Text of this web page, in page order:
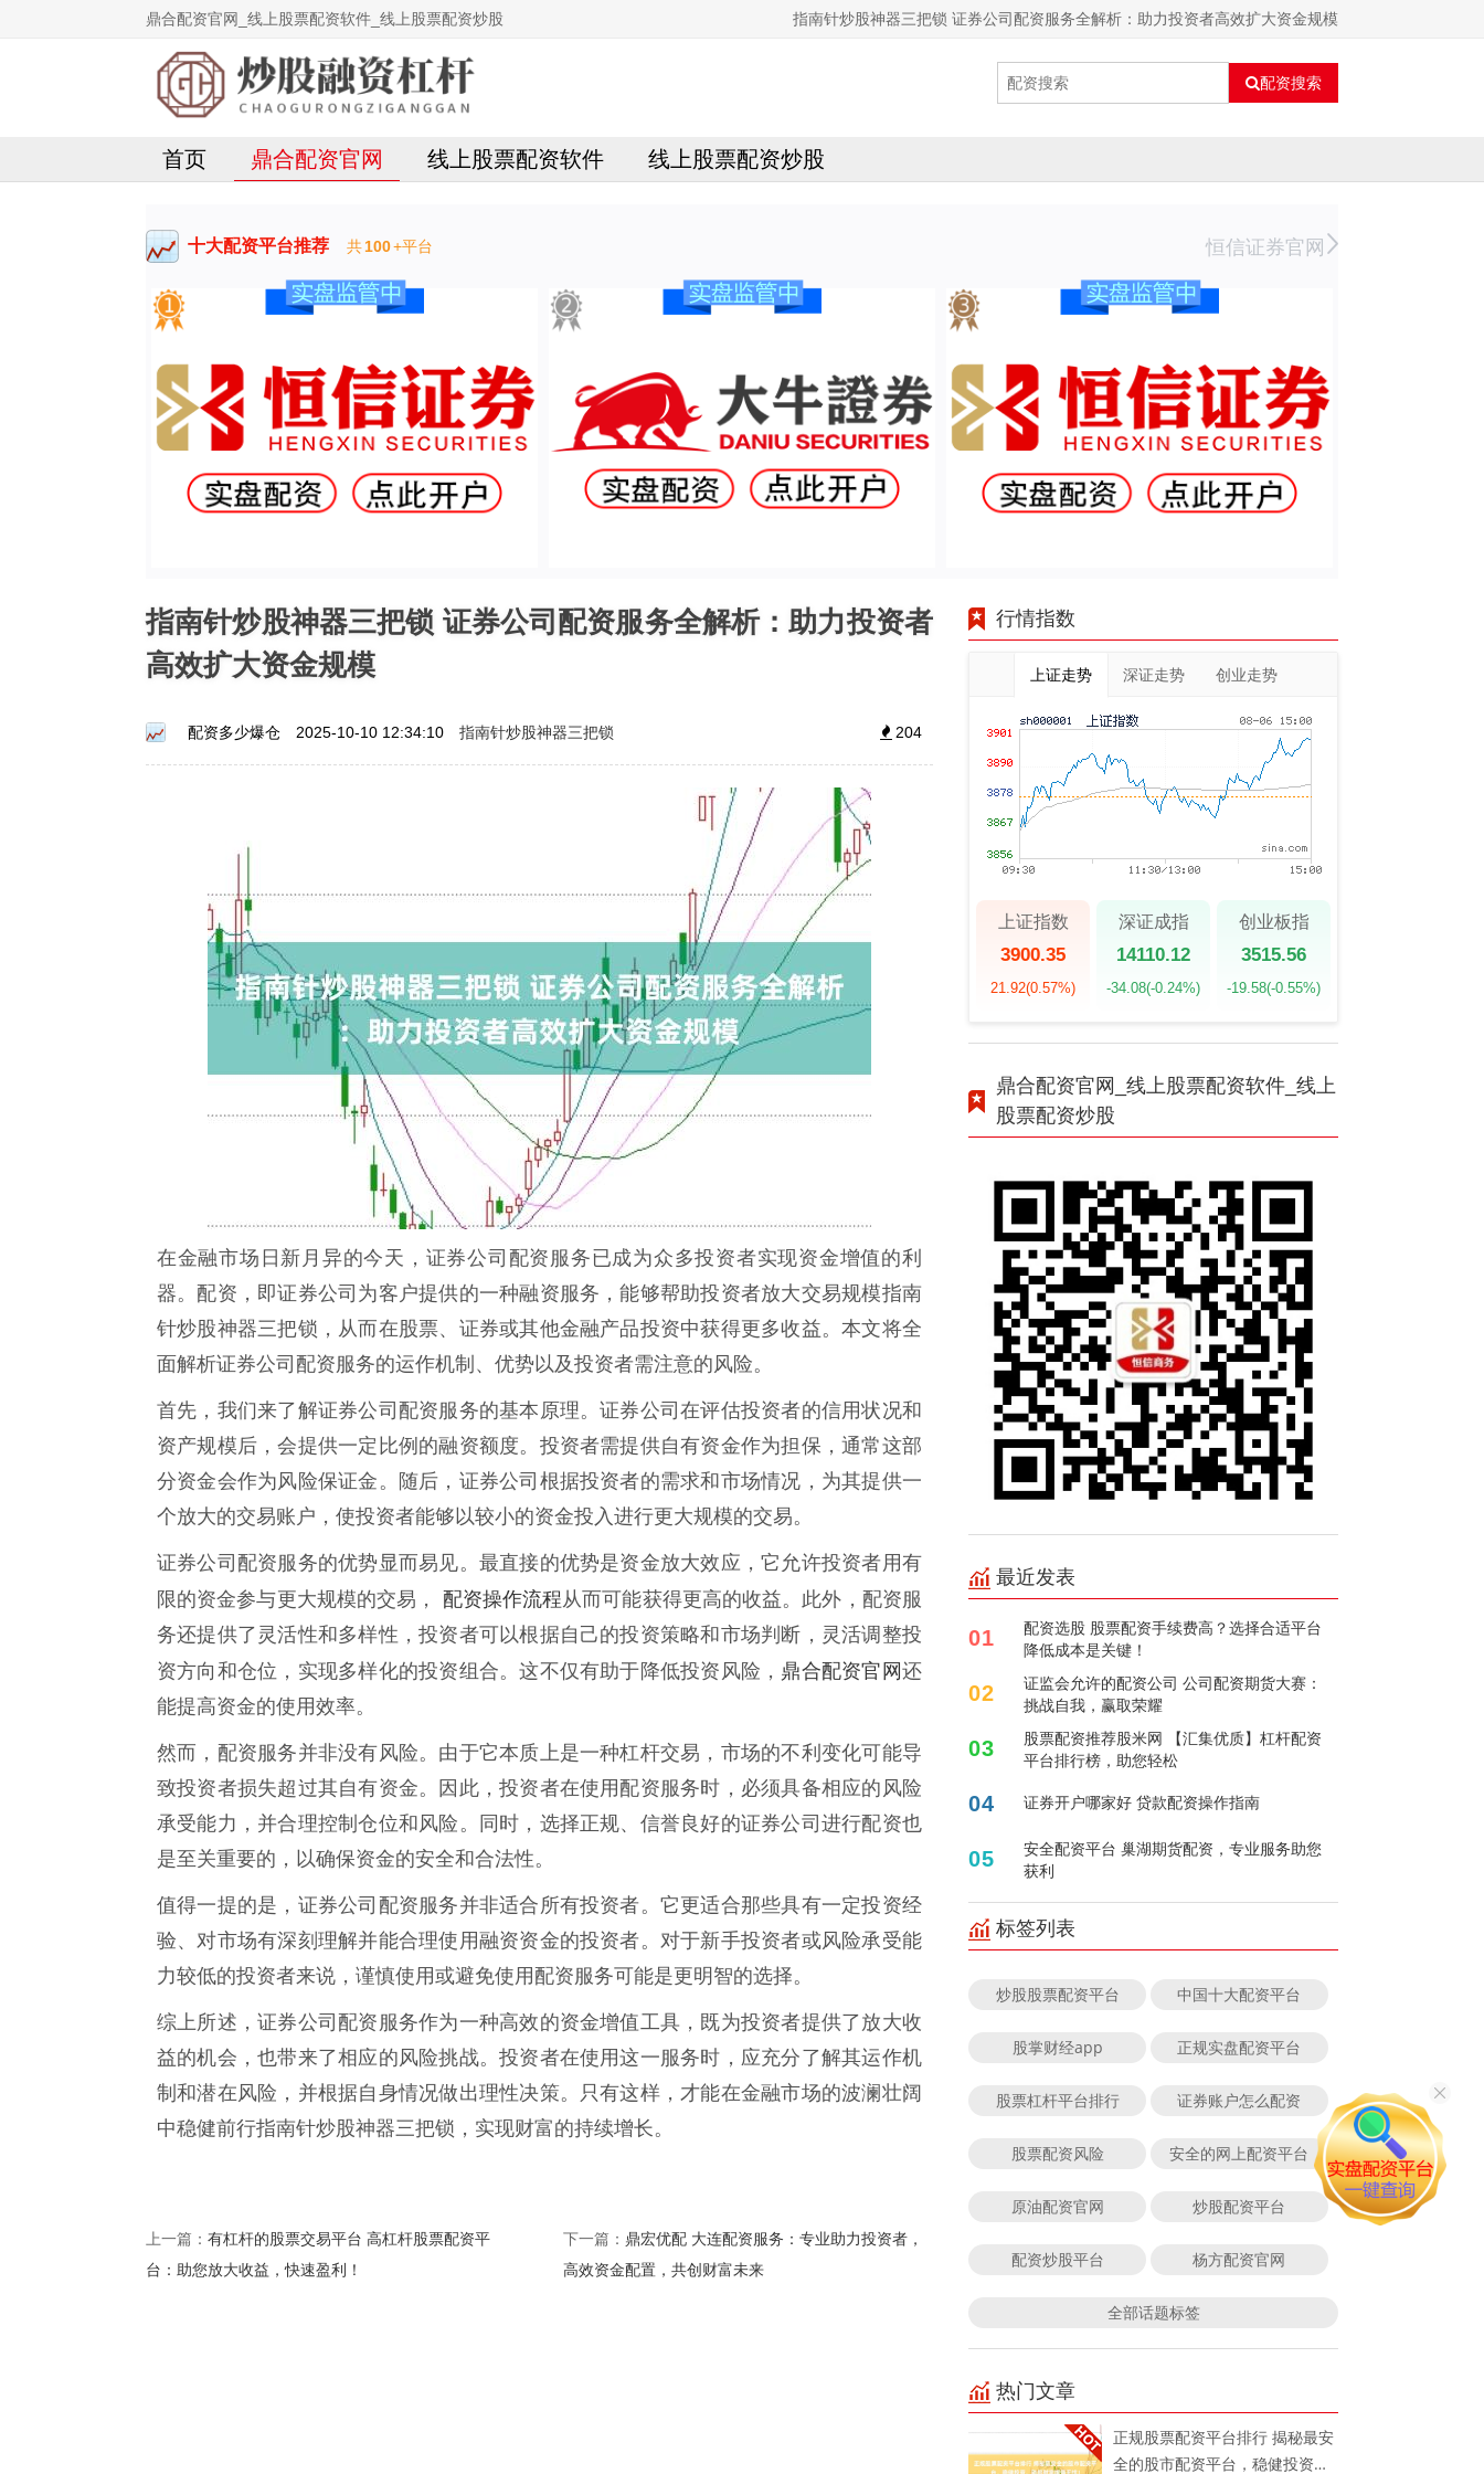
鼎合配资官网_线上股票配资软件_线上股票配资炒股 指南针炒股神器三把锁 证券公司配资服务全解析：助力投资者高效扩大资金规模
配资搜索
首页 鼎合配资官网 线上股票配资软件 线上股票配资炒股
十大配资平台推荐 共100+平台 恒信证券官网
指南针炒股神器三把锁 证券公司配资服务全解析：助力投资者
高效扩大资金规模
配资多少爆仓 2025-10-10 12:34:10 指南针炒股神器三把锁 204
在金融市场日新月异的今天，证券公司配资服务已成为众多投资者实现资金增值的利
器。配资，即证券公司为客户提供的一种融资服务，能够帮助投资者放大交易规模指南
针炒股神器三把锁，从而在股票、证券或其他金融产品投资中获得更多收益。本文将全
面解析证券公司配资服务的运作机制、优势以及投资者需注意的风险。
首先，我们来了解证券公司配资服务的基本原理。证券公司在评估投资者的信用状况和
资产规模后，会提供一定比例的融资额度。投资者需提供自有资金作为担保，通常这部
分资金会作为风险保证金。随后，证券公司根据投资者的需求和市场情况，为其提供一
个放大的交易账户，使投资者能够以较小的资金投入进行更大规模的交易。
证券公司配资服务的优势显而易见。最直接的优势是资金放大效应，它允许投资者用有
限的资金参与更大规模的交易，
配资操作流程从而可能获得更高的收益。此外，配资服
务还提供了灵活性和多样性，投资者可以根据自己的投资策略和市场判断，灵活调整投
资方向和仓位，实现多样化的投资组合。这不仅有助于降低投资风险， 鼎合配资官网还
能提高资金的使用效率。
然而，配资服务并非没有风险。由于它本质上是一种杠杆交易，市场的不利变化可能导
致投资者损失超过其自有资金。因此，投资者在使用配资服务时，必须具备相应的风险
承受能力，并合理控制仓位和风险。同时，选择正规、信誉良好的证券公司进行配资也
是至关重要的，以确保资金的安全和合法性。
值得一提的是，证券公司配资服务并非适合所有投资者。它更适合那些具有一定投资经
验、对市场有深刻理解并能合理使用融资资金的投资者。对于新手投资者或风险承受能
力较低的投资者来说，谨慎使用或避免使用配资服务可能是更明智的选择。
综上所述，证券公司配资服务作为一种高效的资金增值工具，既为投资者提供了放大收
益的机会，也带来了相应的风险挑战。投资者在使用这一服务时，应充分了解其运作机
制和潜在风险，并根据自身情况做出理性决策。只有这样，才能在金融市场的波澜壮阔
中稳健前行指南针炒股神器三把锁，实现财富的持续增长。
上一篇： 有杠杆的股票交易平台 高杠杆股票配资平
台：助您放大收益，快速盈利！
下一篇： 鼎宏优配 大连配资服务：专业助力投资者，
高效资金配置，共创财富未来
行情指数
上证走势 深证走势 创业走势
上证指数
3900.35
21.92(0.57%)
深证成指
14110.12
-34.08(-0.24%)
创业板指
3515.56
-19.58(-0.55%)
鼎合配资官网_线上股票配资软件_线上
股票配资炒股
最近发表
01
配资选股 股票配资手续费高？选择合适平台
降低成本是关键！
02
证监会允许的配资公司 公司配资期货大赛：
挑战自我，赢取荣耀
03
股票配资推荐股米网 【汇集优质】杠杆配资
平台排行榜，助您轻松
04 证券开户哪家好 贷款配资操作指南
05
安全配资平台 巢湖期货配资，专业服务助您
获利
标签列表
炒股股票配资平台 中国十大配资平台
股掌财经app 正规实盘配资平台
股票杠杆平台排行 证券账户怎么配资
股票配资风险 安全的网上配资平台
原油配资官网 炒股配资平台
配资炒股平台 杨方配资官网
全部话题标签
热门文章
正规股票配资平台排行 揭秘最安
全的股市配资平台，稳健投资，